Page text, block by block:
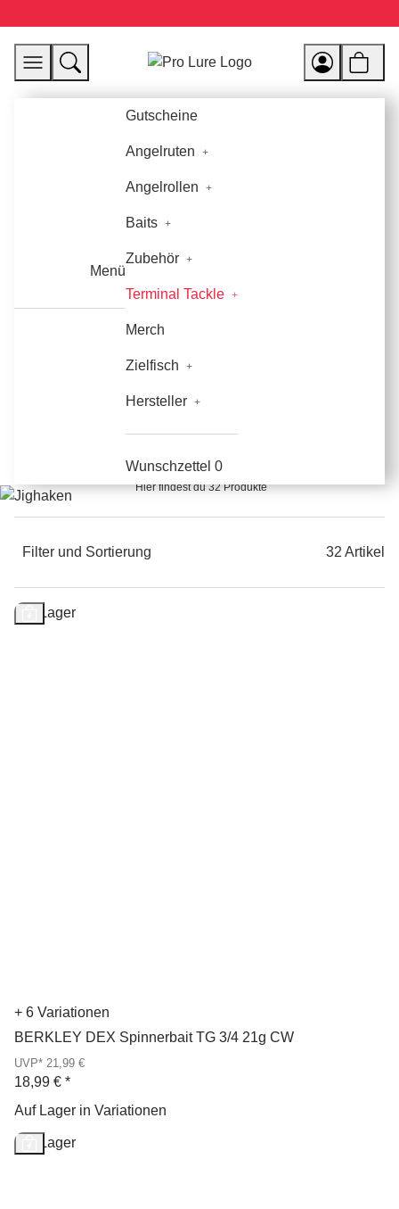
Menü
Gutscheine
Angelruten
Angelrollen
Baits
Zubehör
Terminal Tackle
Merch
Zielfisch
Hersteller
Wunschzettel 0
Jighaken
Hier findest du 32 Produkte
Filter und Sortierung 32 Artikel
Auf Lager
+ 6 Variationen
BERKLEY DEX Spinnerbait TG 3/4 21g CW
UVP* 21,99 €
18,99 € *
Auf Lager in Variationen
Auf Lager